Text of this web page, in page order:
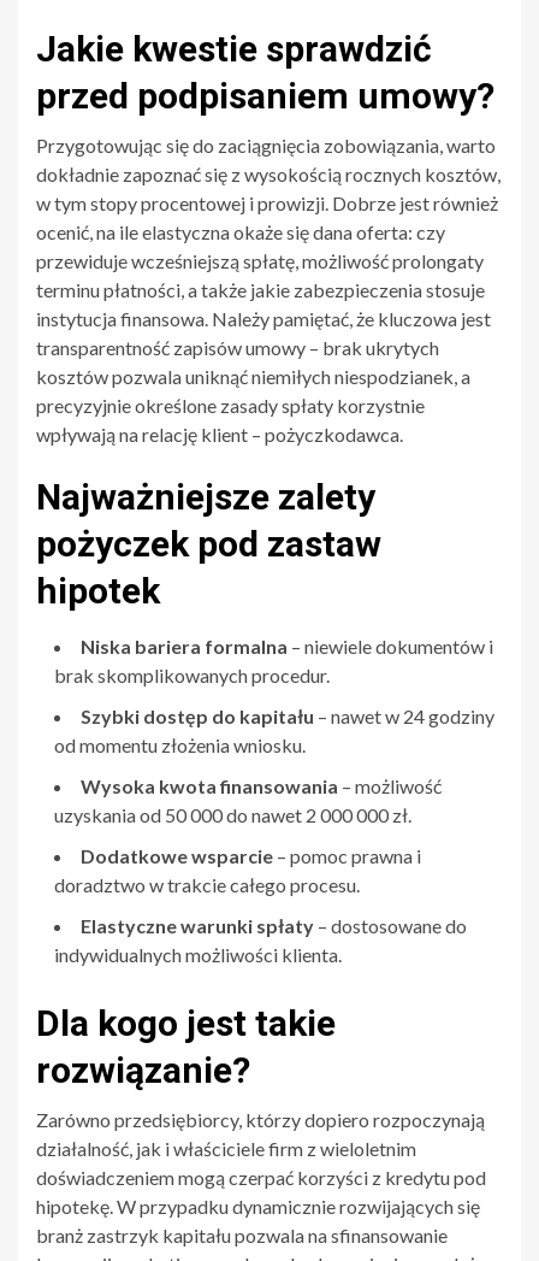
Jakie kwestie sprawdzić
przed podpisaniem umowy?
Przygotowując się do zaciągnięcia zobowiązania, warto
dokładnie zapoznać się z wysokością rocznych kosztów,
w tym stopy procentowej i prowizji. Dobrze jest również
ocenić, na ile elastyczna okaże się dana oferta: czy
przewiduje wcześniejszą spłatę, możliwość prolongaty
terminu płatności, a także jakie zabezpieczenia stosuje
instytucja finansowa. Należy pamiętać, że kluczowa jest
transparentność zapisów umowy – brak ukrytych
kosztów pozwala uniknąć niemiłych niespodzianek, a
precyzyjnie określone zasady spłaty korzystnie
wpływają na relację klient – pożyczkodawca.
Najważniejsze zalety
pożyczek pod zastaw
hipotek
Niska bariera formalna – niewiele dokumentów i
brak skomplikowanych procedur.
Szybki dostęp do kapitału – nawet w 24 godziny
od momentu złożenia wniosku.
Wysoka kwota finansowania – możliwość
uzyskania od 50 000 do nawet 2 000 000 zł.
Dodatkowe wsparcie – pomoc prawna i
doradztwo w trakcie całego procesu.
Elastyczne warunki spłaty – dostosowane do
indywidualnych możliwości klienta.
Dla kogo jest takie
rozwiązanie?
Zarówno przedsiębiorcy, którzy dopiero rozpoczynają
działalność, jak i właściciele firm z wieloletnim
doświadczeniem mogą czerpać korzyści z kredytu pod
hipotekę. W przypadku dynamicznie rozwijających się
branż zastrzyk kapitału pozwala na sfinansowanie